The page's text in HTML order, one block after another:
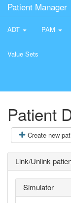
Patient Manager
ADT PAM
Value Sets
Patient
Create new
Link/Unlink
Simulator